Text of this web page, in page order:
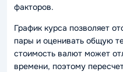
факторов.
График курса позволяет
пары и оценивать общую
стоимость валют может
времени, поэтому